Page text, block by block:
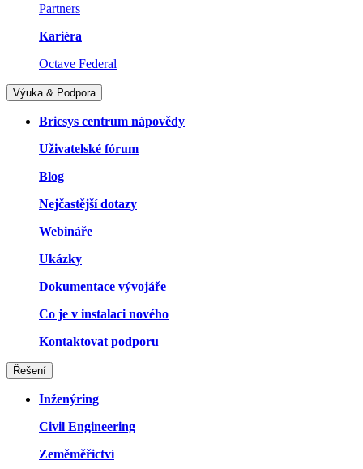
Partners
Kariéra
Octave Federal
Výuka & Podpora
Bricsys centrum nápovědy
Uživatelské fórum
Blog
Nejčastější dotazy
Webináře
Ukázky
Dokumentace vývojáře
Co je v instalaci nového
Kontaktovat podporu
Řešení
Inženýring
Civil Engineering
Zeměměřictví